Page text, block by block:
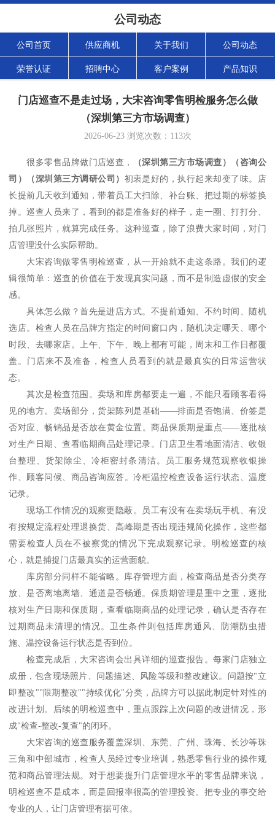
公司动态
公司首页 供应商机 关于我们 公司动态
荣誉认证 招聘中心 客户案例 产品知识
门店巡查不是走过场，大宋咨询零售明检服务怎么做
（深圳第三方市场调查）
2026-06-23浏览次数： 113次
很多零售品牌做门店巡查， （深圳第三方市场调查 ）（ 咨询公
司 ）（深圳第三方调研公司） 初衷是好的，执行起来却变了味。店
长提前几天收到通知，带着员工大扫除、补台账、把过期的标签换
掉。巡查人员来了，看到的都是准备好的样子，走一圈、打打分、
拍几张照片，就算完成任务。这种巡查，除了浪费大家时间，对门
店管理没什么实际帮助。
大宋咨询做零售明检巡查，从一开始就不走这条路。我们的逻
辑很简单：巡查的价值在于发现真实问题，而不是制造虚假的安全
感。
具体怎么做？首先是进店方式。不提前通知、不约时间、随机
选店。检查人员在品牌方指定的时间窗口内，随机决定哪天、哪个
时段、去哪家店。上午、下午、晚上都有可能，周末和工作日都覆
盖。门店来不及准备，检查人员看到的就是最真实的日常运营状
态。
其次是检查范围。卖场和库房都要走一遍，不能只看顾客看得
见的地方。卖场部分，货架陈列是基础——排面是否饱满、价签是
否对应、畅销品是否放在黄金位置。商品保质期是重点——逐批核
对生产日期、查看临期商品处理记录。门店卫生看地面清洁、收银
台整理、货架除尘、冷柜密封条清洁。员工服务规范观察收银操
作、顾客问候、商品咨询应答。冷柜温控检查设备运行状态、温度
记录。
现场工作情况的观察更隐蔽。员工有没有在卖场玩手机、有没
有按规定流程处理退换货、高峰期是否出现违规简化操作，这些都
需要检查人员在不被察觉的情况下完成观察记录。明检巡查的核
心，就是捕捉门店最真实的运营面貌。
库房部分同样不能省略。库存管理方面，检查商品是否分类存
放、是否离地离墙、通道是否畅通。保质期管理是重中之重，逐批
核对生产日期和保质期，查看临期商品的处理记录，确认是否存在
过期商品未清理的情况。卫生条件则包括库房通风、防潮防虫措
施、温控设备运行状态是否到位。
检查完成后，大宋咨询会出具详细的巡查报告。每家门店独立
成册，包含现场照片、问题描述、风险等级和整改建议。问题按"立
即整改""限期整改""持续优化"分类，品牌方可以据此制定针对性的
改进计划。后续的明检巡查中，重点跟踪上次问题的改进情况，形
成"检查-整改-复查"的闭环。
大宋咨询的巡查服务覆盖深圳、东莞、广州、珠海、长沙等珠
三角和中部城市，检查人员经过专业培训，熟悉零售行业的操作规
范和商品管理法规。对于想要提升门店管理水平的零售品牌来说，
明检巡查不是成本，而是回报率很高的管理投资。把专业的事交给
专业的人，让门店管理有据可依。